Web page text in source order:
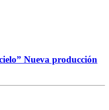
Nueva producción